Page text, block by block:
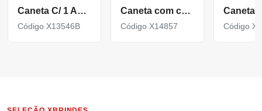
Caneta C/ 1 Anel E Ponta Touch (Mult. De 100)
Código X13546B
Caneta com corpo de Metal e Ponteira Touch acionamento por clique X14857
Código X14857 Código